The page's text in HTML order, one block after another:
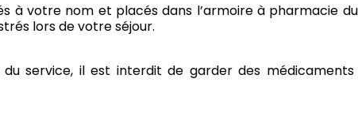
à votre nom et placés dans l’armoire à pharmacie
lors de votre séjour.
service, il est interdit de garder des